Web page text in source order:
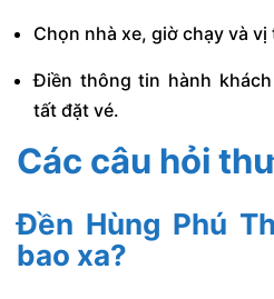
Chọn nhà xe, giờ chạy và
Điền thông tin hành
tất đặt vé.
Các câu hỏi
Đền Hùng Phú
bao xa?